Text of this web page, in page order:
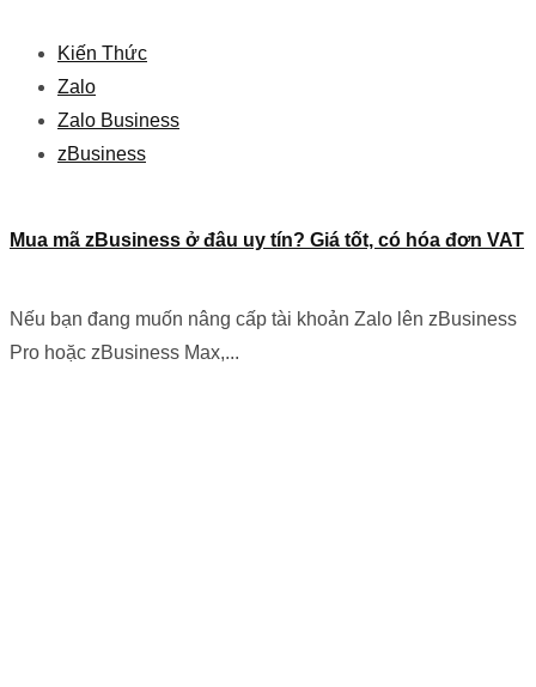
Kiến Thức
Zalo
Zalo Business
zBusiness
Mua mã zBusiness ở đâu uy tín? Giá tốt, có hóa đơn VAT
Nếu bạn đang muốn nâng cấp tài khoản Zalo lên zBusiness
Pro hoặc zBusiness Max,...